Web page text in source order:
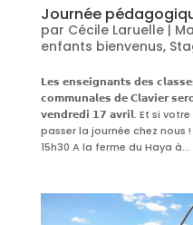
Journée
par Cécile Laruelle|
enfants bienvenus,
𝗟𝗲𝘀 𝗲𝗻𝘀𝗲𝗶𝗴𝗻𝗮𝗻𝘁𝘀 𝗱𝗲𝘀
𝗰𝗼𝗺𝗺𝘂𝗻𝗮𝗹𝗲𝘀 𝗱𝗲 𝗖𝗹𝗮𝘃𝗶𝗲𝗿
𝘃𝗲𝗻𝗱𝗿𝗲𝗱𝗶 𝟭𝟳 𝗮𝘃𝗿𝗶𝗹. Et si
passer la journée chez nous
15h30 A la ferme du Haya à...